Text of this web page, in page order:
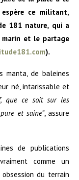
ce militant,
181 nature, qui a
et le partage
).
manta, de baleines
né, intarissable et
que ce soit sur les
et saine”, assure
de publications
comme un
du terrain